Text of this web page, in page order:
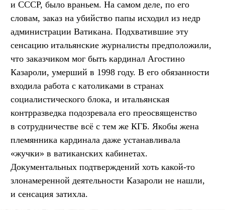
и СССР, было враньем. На самом деле, по его
словам, заказ на убийство папы исходил из недр
администрации Ватикана. Подхватившие эту
сенсацию итальянские журналисты предположили,
что заказчиком мог быть кардинал Агостино
Казароли, умерший в 1998 году. В его обязанности
входила работа с католиками в странах
социалистического блока, и итальянская
контрразведка подозревала его преосвященство
в сотрудничестве всё с тем же КГБ. Якобы жена
племянника кардинала даже устанавливала
«жучки» в ватиканских кабинетах.
Документальных подтверждений хоть какой-то
злонамеренной деятельности Казароли не нашли,
и сенсация затихла.